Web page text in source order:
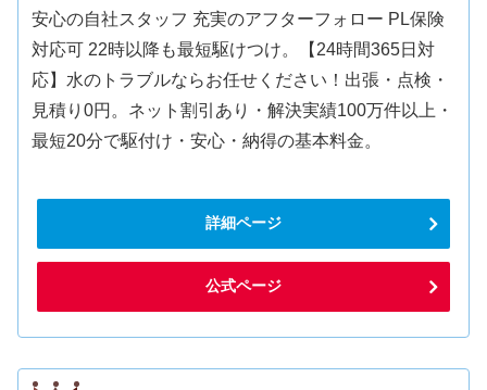
安心の自社スタッフ 充実のアフターフォロー PL保険
対応可 22時以降も最短駆けつけ。【24時間365日対
応】水のトラブルならお任せください！出張・点検・
見積り0円。ネット割引あり・解決実績100万件以上・
最短20分で駆付け・安心・納得の基本料金。
詳細ページ
公式ページ